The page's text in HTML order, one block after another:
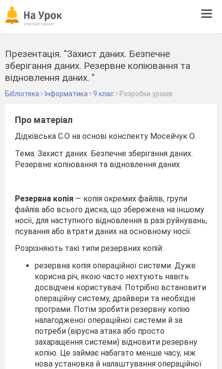
Презентація. "Захист даних. Безпечне
зберігання даних. Резервне копіювання та
відновлення даних. "
Бібліотека Інформатика 9 клас Розробки уроків
Про матеріал
Дідківська С.О на основі конспекту Мосейчук О.
Тема: Захист даних. Безпечне зберігання даних.
Резервне копіювання та відновлення даних
Резервна копія — копія окремих файлів, групи
файлів або всього диска, що збережена на іншому
носії, для на­ступного відновлення в разі руйнувань,
псування або втрати даних на основному носії.
Розрізняють такі типи резервних копій:
резервна копія операційної системи. Дуже
корисна річ, якою час­то нехтують навіть
досвідчені користувачі. Потрібно встановити
операційну систему, драйвери та необхідні
програми. Потім зроби­ти резервну копію
налагодженої операційної системи й за
потреби (вірусна атака або просто
захаращення системи) відновити резерв­ну
копію. Це займає набагато менше часу, ніж
нова установка й налаштування операційної